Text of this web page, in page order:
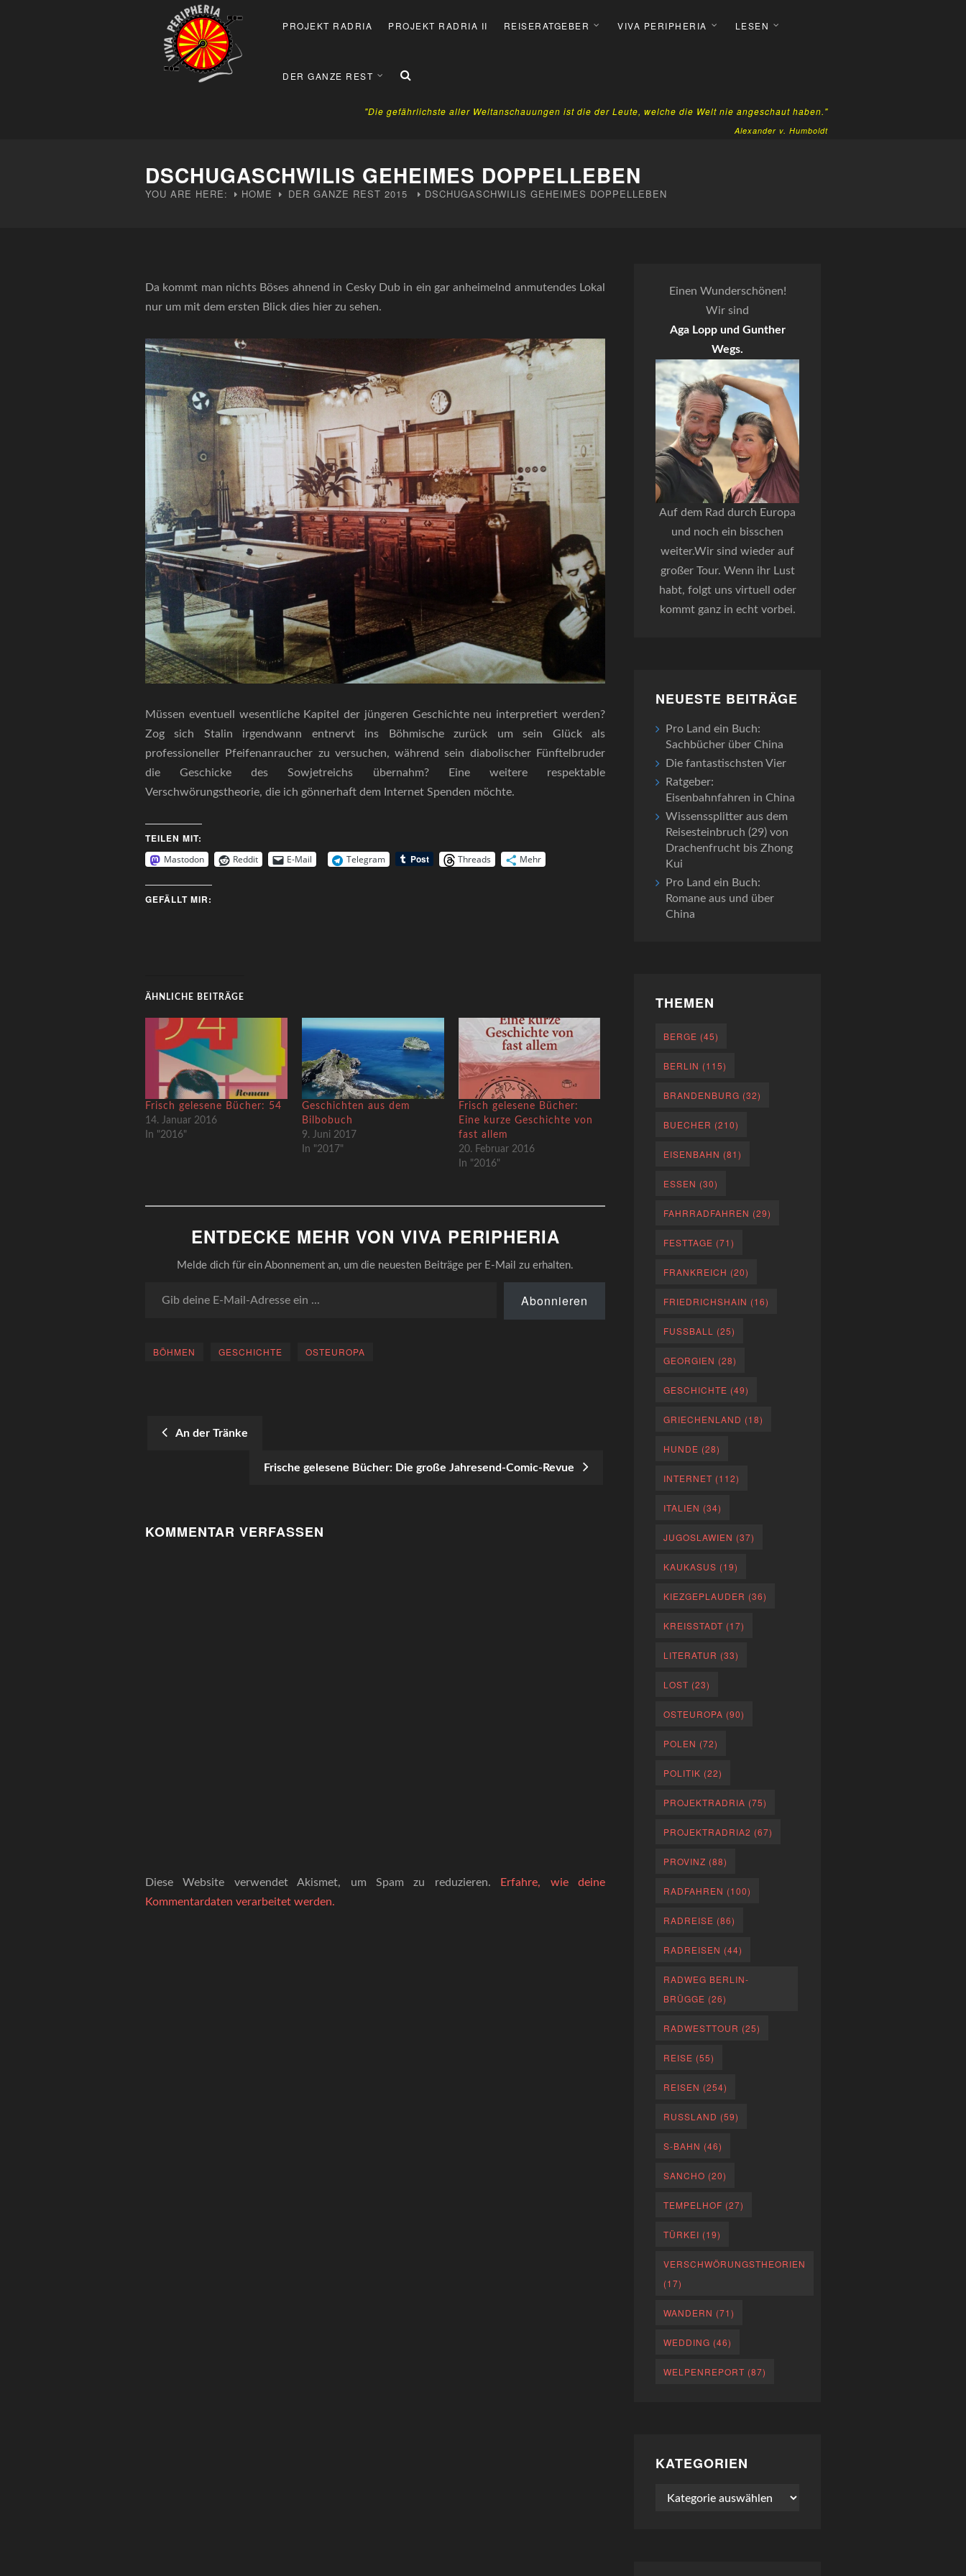
PROJEKT RADRIA PROJEKT RADRIA II REISERATGEBER VIVA PERIPHERIA LESEN
DER GANZE REST
"Die gefährlichste aller Weltanschauungen ist die der Leute, welche die Welt nie angeschaut haben."
Alexander v. Humboldt
DSCHUGASCHWILIS GEHEIMES DOPPELLEBEN
YOU ARE HERE: HOME DER GANZE REST 2015 DSCHUGASCHWILIS GEHEIMES DOPPELLEBEN
Da kommt man nichts Böses ahnend in Cesky Dub in ein gar anheimelnd anmutendes Lokal
nur um mit dem ersten Blick dies hier zu sehen.
Müssen eventuell wesentliche Kapitel der jüngeren Geschichte neu interpretiert werden?
Zog sich Stalin irgendwann entnervt ins Böhmische zurück um sein Glück als
professioneller Pfeifenanraucher zu versuchen, während sein diabolischer Fünftelbruder
die Geschicke des Sowjetreichs übernahm? Eine weitere respektable
Verschwörungstheorie, die ich gönnerhaft dem Internet Spenden möchte.
TEILEN MIT:
Mastodon Reddit E-Mail Telegram Threads Mehr
GEFÄLLT MIR:
ÄHNLICHE BEITRÄGE
Frisch gelesene Bücher: 54
14. Januar 2016
In "2016"
Geschichten aus dem
Bilbobuch
9. Juni 2017
In "2017"
Frisch gelesene Bücher:
Eine kurze Geschichte von
fast allem
20. Februar 2016
In "2016"
ENTDECKE MEHR VON VIVA PERIPHERIA
Melde dich für ein Abonnement an, um die neuesten Beiträge per E-Mail zu erhalten.
Abonnieren
BÖHMEN GESCHICHTE OSTEUROPA
An der Tränke
Frische gelesene Bücher: Die große Jahresend-Comic-Revue
KOMMENTAR VERFASSEN
Diese Website verwendet Akismet, um Spam zu reduzieren.
Erfahre, wie deine
Kommentardaten verarbeitet werden.
Einen Wunderschönen!
Wir sind
Aga Lopp und Gunther
Wegs.
Auf dem Rad durch Europa
und noch ein bisschen
weiter.Wir sind wieder auf
großer Tour. Wenn ihr Lust
habt, folgt uns virtuell oder
kommt ganz in echt vorbei.
NEUESTE BEITRÄGE
Pro Land ein Buch:
Sachbücher über China
Die fantastischsten Vier
Ratgeber:
Eisenbahnfahren in China
Wissenssplitter aus dem
Reisesteinbruch (29) von
Drachenfrucht bis Zhong
Kui
Pro Land ein Buch:
Romane aus und über
China
THEMEN
BERGE (45)
BERLIN (115)
BRANDENBURG (32)
BUECHER (210)
EISENBAHN (81)
ESSEN (30)
FAHRRADFAHREN (29)
FESTTAGE (71)
FRANKREICH (20)
FRIEDRICHSHAIN (16)
FUSSBALL (25)
GEORGIEN (28)
GESCHICHTE (49)
GRIECHENLAND (18)
HUNDE (28)
INTERNET (112)
ITALIEN (34)
JUGOSLAWIEN (37)
KAUKASUS (19)
KIEZGEPLAUDER (36)
KREISSTADT (17)
LITERATUR (33)
LOST (23)
OSTEUROPA (90)
POLEN (72)
POLITIK (22)
PROJEKTRADRIA (75)
PROJEKTRADRIA2 (67)
PROVINZ (88)
RADFAHREN (100)
RADREISE (86)
RADREISEN (44)
RADWEG BERLIN-
BRÜGGE (26)
RADWESTTOUR (25)
REISE (55)
REISEN (254)
RUSSLAND (59)
S-BAHN (46)
SANCHO (20)
TEMPELHOF (27)
TÜRKEI (19)
VERSCHWÖRUNGSTHEORIEN
(17)
WANDERN (71)
WEDDING (46)
WELPENREPORT (87)
KATEGORIEN
Kategorien